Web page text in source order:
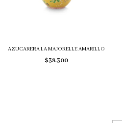
AZUCARERA LA MAJORELLE AMARILLO
$38.300